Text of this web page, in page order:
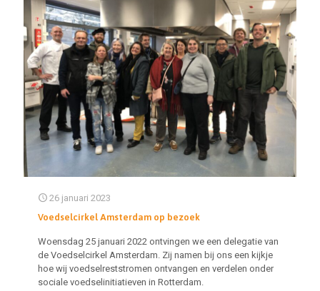
26 januari 2023
Voedselcirkel Amsterdam op bezoek
Woensdag 25 januari 2022 ontvingen we een delegatie van
de Voedselcirkel Amsterdam. Zij namen bij ons een kijkje
hoe wij voedselreststromen ontvangen en verdelen onder
sociale voedselinitiatieven in Rotterdam.